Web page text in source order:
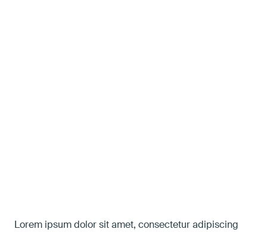
Lorem ipsum dolor sit amet, consectetur adipiscing